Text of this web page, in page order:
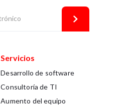
Servicios
Desarrollo de software
Consultoría de TI
Aumento del equipo